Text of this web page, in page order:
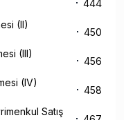
444
(II)
450
(III)
456
(IV)
458
Satış